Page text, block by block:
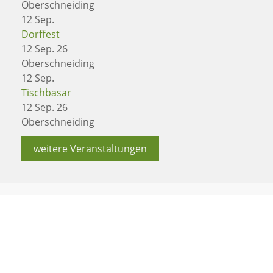
Oberschneiding
12 Sep.
Dorffest
12 Sep. 26
Oberschneiding
12 Sep.
Tischbasar
12 Sep. 26
Oberschneiding
weitere Veranstaltungen